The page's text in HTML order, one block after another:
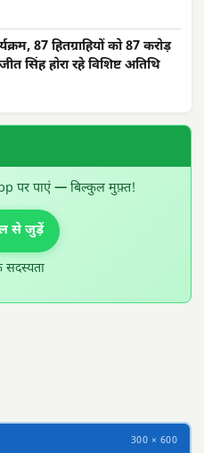
87 हितग्राहियों को 87 करोड़
सिंह होरा रहे विशिष्ट अतिथि
पर पाएं — बिल्कुल मुफ़्त!
से जुड़ें
सदस्यता
300 × 600